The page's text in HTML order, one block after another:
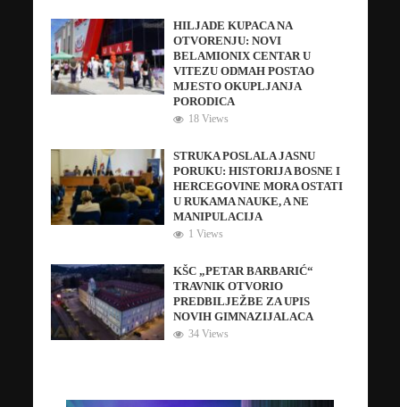
HILJADE KUPACA NA
OTVORENJU: NOVI
BELAMIONIX CENTAR U
VITEZU ODMAH POSTAO
MJESTO OKUPLJANJA
PORODICA
18 Views
STRUKA POSLALA JASNU
PORUKU: HISTORIJA BOSNE I
HERCEGOVINE MORA OSTATI
U RUKAMA NAUKE, A NE
MANIPULACIJA
1 Views
KŠC „PETAR BARBARIĆ“
TRAVNIK OTVORIO
PREDBILJEŽBE ZA UPIS
NOVIH GIMNAZIJALACA
34 Views